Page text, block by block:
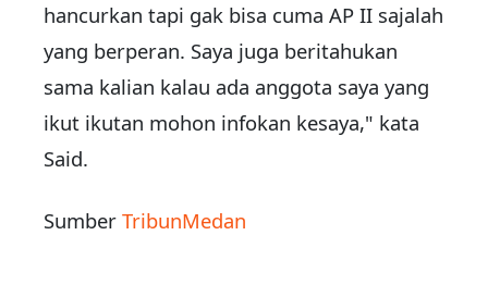
hancurkan tapi gak bisa cuma AP II sajalah
yang berperan. Saya juga beritahukan
sama kalian kalau ada anggota saya yang
ikut ikutan mohon infokan kesaya," kata
Said.
Sumber TribunMedan